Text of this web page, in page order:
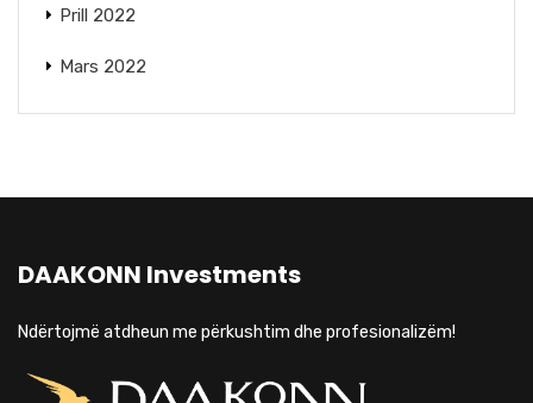
Prill 2022
Mars 2022
DAAKONN Investments
Ndërtojmë atdheun me përkushtim dhe profesionalizëm!